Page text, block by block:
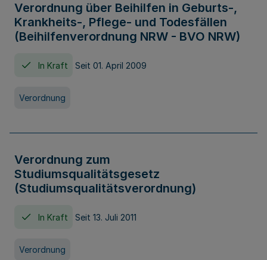
Verordnung über Beihilfen in Geburts-,
Krankheits-, Pflege- und Todesfällen
(Beihilfenverordnung NRW - BVO NRW)
In Kraft Seit 01. April 2009
Verordnung
Verordnung zum
Studiumsqualitätsgesetz
(Studiumsqualitätsverordnung)
In Kraft Seit 13. Juli 2011
Verordnung